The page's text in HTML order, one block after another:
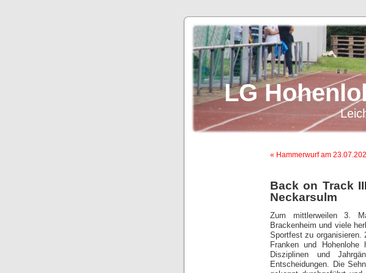
LG
« Hammerwurf am
Back on Track
Neckarsulm
Zum mittlerweilen 3.
Brackenheim und viele
Sportfest zu organisieren.
Franken und
Disziplinen und
Entscheidungen. Die